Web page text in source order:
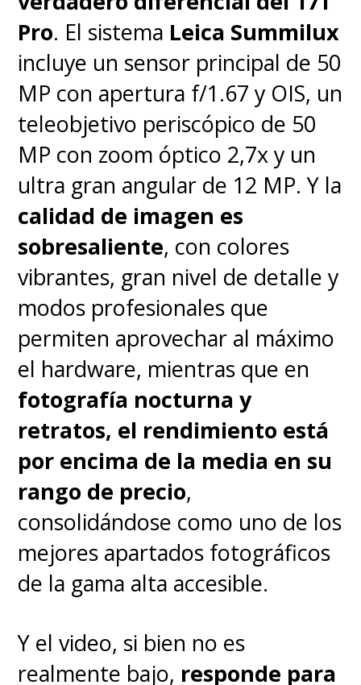
muy reales con una
estremecedora conclusión sobre
el devastador poder liberado en
una película gigantesca e íntima.
Ningún espectador, nadie
saldrá incólume de la sala.
Todos recibirán la onda
expansiva, cuyo impacto
seguirá sintiéndose aún
después de abandonar la sala.
"Oppenheimer"se estrena
cines de Chile y
Latinoamérica. La
Pro. El sistema Leica Summilux
incluye un sensor principal de 50
MP con apertura f/1.67 y OIS, un
teleobjetivo periscópico de 50
MP con zoom óptico 2,7x y un
ultra gran angular de 12 MP. Y la
calidad de imagen es
sobresaliente, con colores
vibrantes, gran nivel de detalle y
modos profesionales que
permiten aprovechar al máximo
el hardware, mientras que en
fotografía nocturna y
retratos, el rendimiento está
por encima de la media en su
rango de precio,
consolidándose como uno de los
mejores apartados fotográficos
de la gama alta accesible.
Y el video, si bien no es
realmente bajo, responde para